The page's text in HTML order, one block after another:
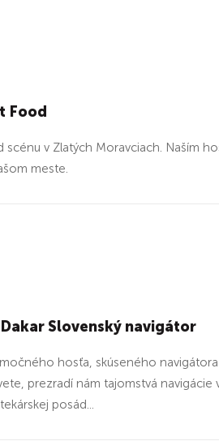
Food
v Zlatých Moravciach. Naším
meste.
Slovenský navigátor
hosťa, skúseného
prezradí nám tajomstvá
posád...